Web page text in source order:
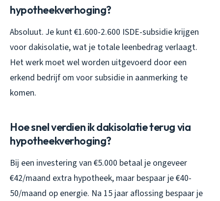
hypotheekverhoging?
Absoluut. Je kunt €1.600-2.600 ISDE-subsidie krijgen
voor dakisolatie, wat je totale leenbedrag verlaagt.
Het werk moet wel worden uitgevoerd door een
erkend bedrijf om voor subsidie in aanmerking te
komen.
Hoe snel verdien ik dakisolatie terug via
hypotheekverhoging?
Bij een investering van €5.000 betaal je ongeveer
€42/maand extra hypotheek, maar bespaar je €40-
50/maand op energie. Na 15 jaar aflossing bespaar je